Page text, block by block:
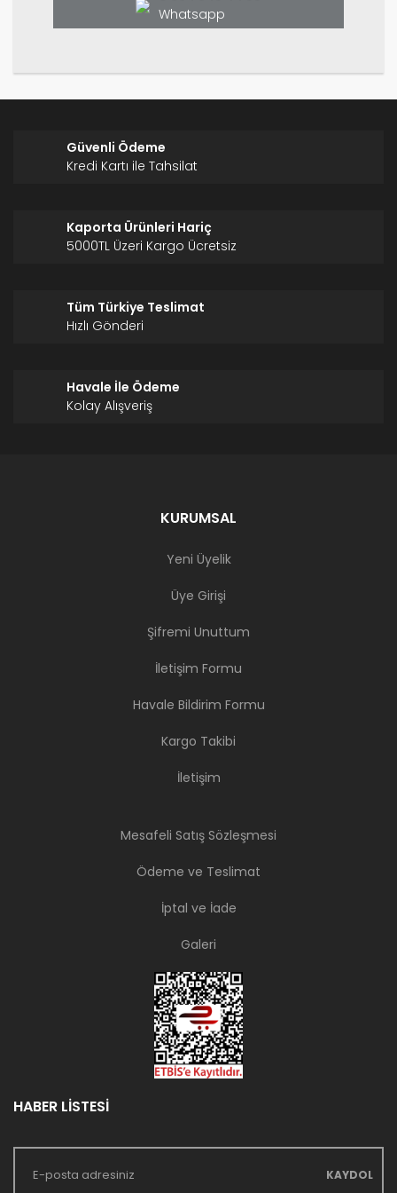
Whatsapp
Güvenli Ödeme
Kredi Kartı ile Tahsilat
Kaporta Ürünleri Hariç
5000TL Üzeri Kargo Ücretsiz
Tüm Türkiye Teslimat
Hızlı Gönderi
Havale İle Ödeme
Kolay Alışveriş
KURUMSAL
Yeni Üyelik
Üye Girişi
Şifremi Unuttum
İletişim Formu
Havale Bildirim Formu
Kargo Takibi
İletişim
Mesafeli Satış Sözleşmesi
Ödeme ve Teslimat
İptal ve İade
Galeri
HABER LİSTESİ
KAYDOL